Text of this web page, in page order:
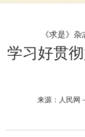
《求是》
学习好贯
来源：人民网